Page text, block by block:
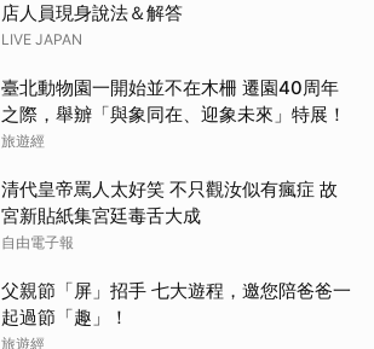
店人員現身說法＆解答
LIVE JAPAN
臺北動物園一開始並不在木柵 遷園40周年
之際，舉辧「與象同在、迎象未來」特展！
旅遊經
清代皇帝罵人太好笑 不只觀汝似有瘋症 故
宮新貼紙集宮廷毒舌大成
自由電子報
父親節「屏」招手 七大遊程，邀您陪爸爸一
起過節「趣」！
旅遊經